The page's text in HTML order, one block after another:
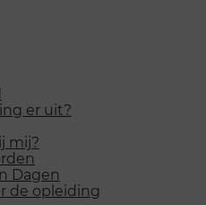
er uit?
mij?
Dagen
de opleiding